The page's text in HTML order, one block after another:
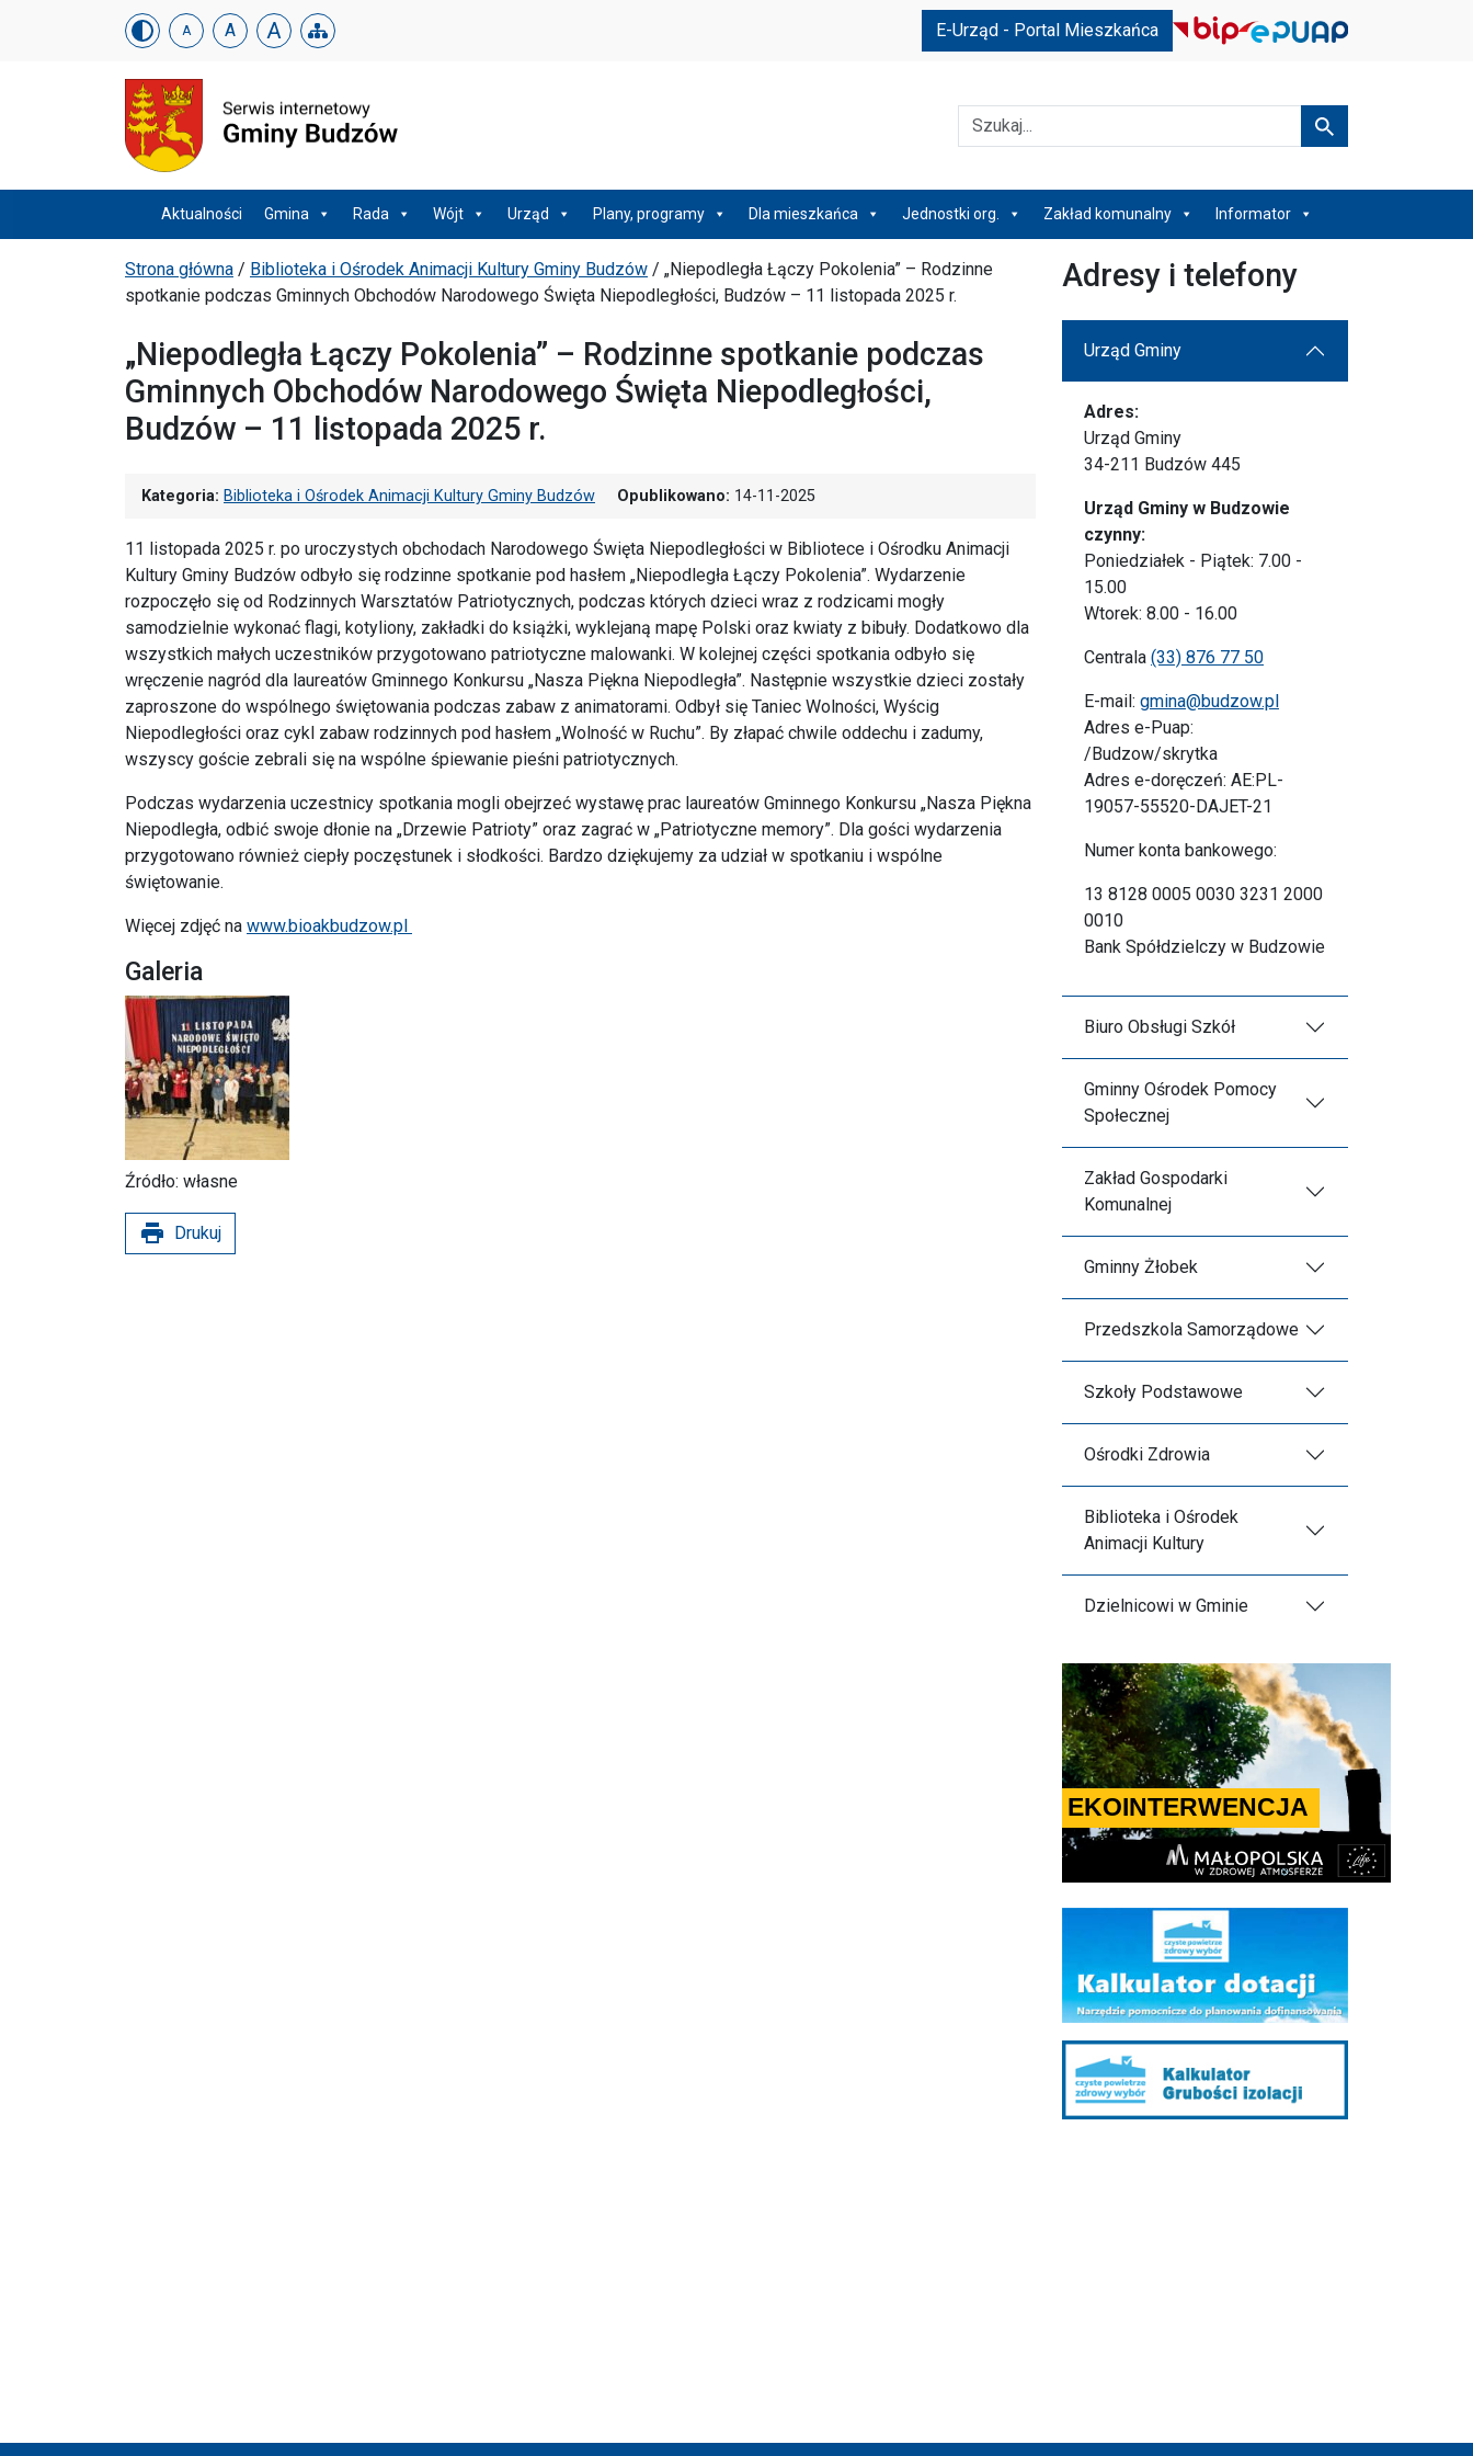
Urząd Gminy w Budzowie
Skip menu A A A E-Urząd - Portal Mieszkańca
Szukaj Szukaj
Menu główneAktualności Gmina Rada Wójt Urząd Plany, programy Dla mieszkańca Jednostki org. Zakład komunalny Informator
Ścieżka powrotu
Strona główna / Biblioteka i Ośrodek Animacji Kultury Gminy Budzów / „Niepodległa Łączy Pokolenia” – Rodzinne
spotkanie podczas Gminnych Obchodów Narodowego Święta Niepodległości, Budzów – 11 listopada 2025 r.
„Niepodległa Łączy Pokolenia” – Rodzinne spotkanie podczas
Gminnych Obchodów Narodowego Święta Niepodległości,
Budzów – 11 listopada 2025 r.
Kategoria: Biblioteka i Ośrodek Animacji Kultury Gminy Budzów Opublikowano: 14-11-2025
11 listopada 2025 r. po uroczystych obchodach Narodowego Święta Niepodległości w Bibliotece i Ośrodku Animacji
Kultury Gminy Budzów odbyło się rodzinne spotkanie pod hasłem „Niepodległa Łączy Pokolenia”. Wydarzenie
rozpoczęło się od Rodzinnych Warsztatów Patriotycznych, podczas których dzieci wraz z rodzicami mogły
samodzielnie wykonać flagi, kotyliony, zakładki do książki, wyklejaną mapę Polski oraz kwiaty z bibuły. Dodatkowo dla
wszystkich małych uczestników przygotowano patriotyczne malowanki. W kolejnej części spotkania odbyło się
wręczenie nagród dla laureatów Gminnego Konkursu „Nasza Piękna Niepodległa”. Następnie wszystkie dzieci zostały
zaproszone do wspólnego świętowania podczas zabaw z animatorami. Odbył się Taniec Wolności, Wyścig
Niepodległości oraz cykl zabaw rodzinnych pod hasłem „Wolność w Ruchu”. By złapać chwile oddechu i zadumy,
wszyscy goście zebrali się na wspólne śpiewanie pieśni patriotycznych.
Podczas wydarzenia uczestnicy spotkania mogli obejrzeć wystawę prac laureatów Gminnego Konkursu „Nasza Piękna
Niepodległa, odbić swoje dłonie na „Drzewie Patrioty” oraz zagrać w „Patriotyczne memory”. Dla gości wydarzenia
przygotowano również ciepły poczęstunek i słodkości. Bardzo dziękujemy za udział w spotkaniu i wspólne
świętowanie.
Więcej zdjęć na www.bioakbudzow.pl
Galeria
Źródło: własne
print Drukuj
Adresy i telefony
Urząd Gminy
Adres:
Urząd Gminy
34-211 Budzów 445
Urząd Gminy w Budzowie
czynny:
Poniedziałek - Piątek: 7.00 -
15.00
Wtorek: 8.00 - 16.00
Centrala (33) 876 77 50
E-mail: gmina@budzow.pl
Adres e-Puap:
/Budzow/skrytka
Adres e-doręczeń: AE:PL-
19057-55520-DAJET-21
Numer konta bankowego:
13 8128 0005 0030 3231 2000
0010
Bank Spółdzielczy w Budzowie
Biuro Obsługi Szkół
Gminny Ośrodek Pomocy
Społecznej
Zakład Gospodarki
Komunalnej
Gminny Żłobek
Przedszkola Samorządowe
Szkoły Podstawowe
Ośrodki Zdrowia
Biblioteka i Ośrodek
Animacji Kultury
Dzielnicowi w Gminie